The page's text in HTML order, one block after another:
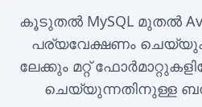
കൂടുതൽ MySQL മുതൽ
പര്യവേക്ഷണം ചെയ്യുക.
ലേക്കും മറ്റ്
ചെയ്യുന്നതിനുള്ള